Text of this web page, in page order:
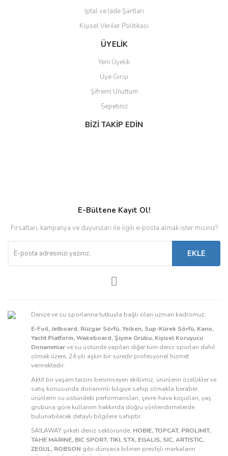
Gönder
İptal ve İade Şartları
Kişisel Veriler Politikası
ÜYELİK
Yeni Üyelik
Üye Girişi
Şifremi Unuttum
Sepetiniz
BİZİ TAKİP EDİN
E-Bültene Kayıt Ol!
Fırsatları, kampanya ve duyuruları ile ilgili e-posta almak ister misiniz?
EKLE
Denize ve su sporlarına tutkuyla bağlı olan uzman kadromuz;
E-Foil, Jetboard, Rüzgar Sörfü, Yelken, Sup-Kürek Sörfü, Kano,
Yacht Platform, Wakeboard, Şişme Grubu, Kişisel Koruyucu
Donanımlarve su üstünde yapılan diğer tüm deniz sporları dahil
olmak üzere, 24 yılı aşkın bir süredir profesyonel hizmet
vermektedir.
Aktif bir yaşam tarzını benimseyen ekibimiz, ürünlerin özellikler ve
satış konusunda donanımlı bilgiye sahip olmakla beraber,
ürünlerin su üstündeki performansları, çevre-hava koşulları, yaş
grubuna göre kullanım hakkında doğru yönlendirmelerde
bulunabilecek detaylı bilgilere sahiptir.
SAILAWAY şirketi deniz sektöründe, HOBIE, TOPCAT, PROLIMIT,
TAHE MARINE, BIC SPORT, TIKI, STX, EGALIS, SIC, ARTISTIC,
ZEGUL, ROBSON gibi dünyaca bilinen prestijli markaların